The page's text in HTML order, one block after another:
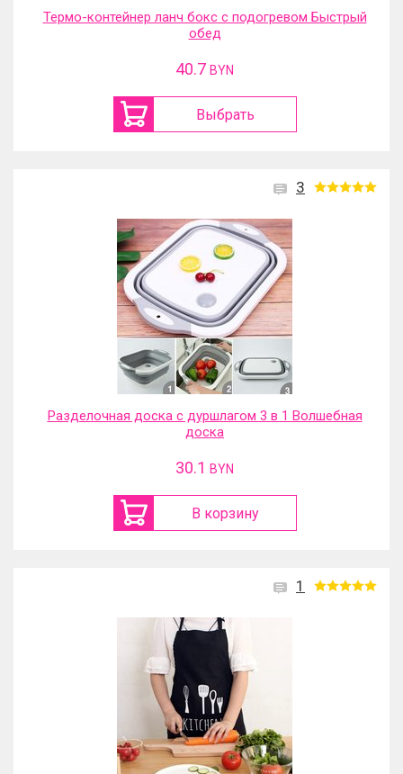
Термо-контейнер ланч бокс с подогревом Быстрый
обед
40.7 BYN
Выбрать
3
Разделочная доска с дуршлагом 3 в 1 Волшебная
доска
30.1 BYN
В корзину
1